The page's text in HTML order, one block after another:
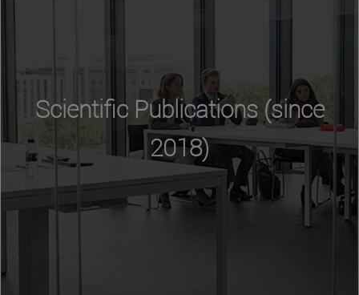
Scientific Publications (since
2018)